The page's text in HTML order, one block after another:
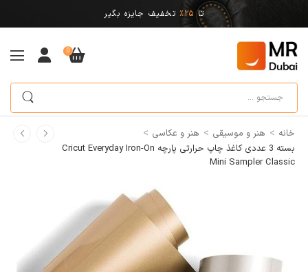
تا 25% تخفیف جایزه بگیر
0
خانه > هنر و موسیقی > هنر و عکاسی >
بسته 3 عددی کاغذ چاپ حرارتی پارچه Cricut Everyday Iron-On
Mini Sampler Classic